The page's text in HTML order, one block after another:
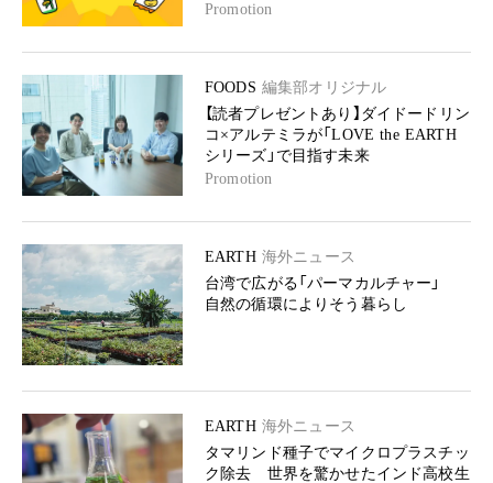
Promotion
FOODS 編集部オリジナル
【読者プレゼントあり】ダイドードリン
コ×アルテミラが「LOVE the EARTH
シリーズ」で目指す未来
Promotion
EARTH 海外ニュース
台湾で広がる「パーマカルチャー」
自然の循環によりそう暮らし
EARTH 海外ニュース
タマリンド種子でマイクロプラスチッ
ク除去 世界を驚かせたインド高校生